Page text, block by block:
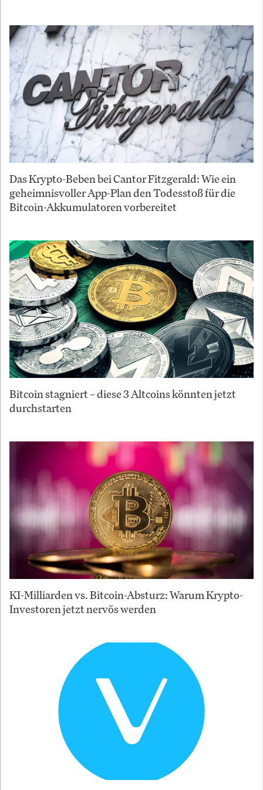
Das Krypto-Beben bei Cantor Fitzgerald: Wie ein
geheimnisvoller App-Plan den Todesstoß für die
Bitcoin-Akkumulatoren vorbereitet
Bitcoin stagniert – diese 3 Altcoins könnten jetzt
durchstarten
KI-Milliarden vs. Bitcoin-Absturz: Warum Krypto-
Investoren jetzt nervös werden